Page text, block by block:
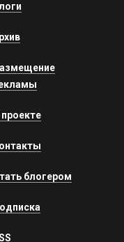
блогером